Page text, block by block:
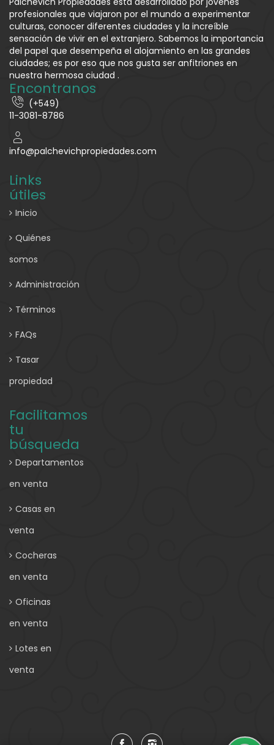
profesionales que viajaron por el mundo a experimentar
culturas, conocer diferentes ciudades y la increíble
sensación de vivir en el extranjero. Sabemos la importancia
del papel que desempeña el alojamiento en las grandes
ciudades; es por eso que nos gusta ser anfitriones en
nuestra hermosa ciudad .
Encontranos
(+549)
11-3081-8786
info@palchevichpropiedades.com
Links
útiles
Inicio
Quiénes
somos
Administración
Términos
FAQs
Tasar
propiedad
Facilitamos
tu
búsqueda
Departamentos
en venta
Casas en
venta
Cocheras
en venta
Oficinas
en venta
Lotes en
venta